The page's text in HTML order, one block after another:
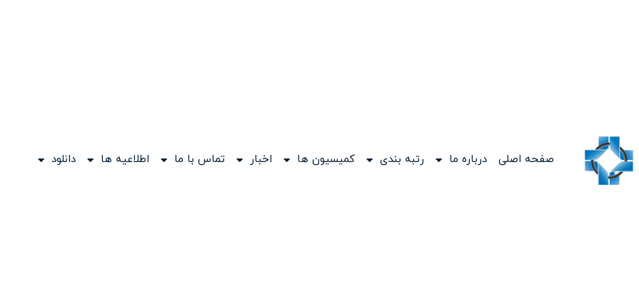
صفحه اصلی درباره ما رتبه بندی کمیسیون ها اخبار تماس با ما اطلاعیه ها دانلود